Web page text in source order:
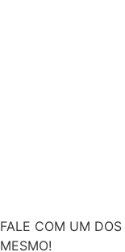
FALE COM UM
MESMO!